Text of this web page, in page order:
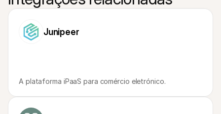
Junipeer
A plataforma iPaaS para comércio eletrónico.
Para compradores
Para clientes Mollie
Contacte a nossa equipa de apoio ao cliente
Contactar o departamento de vendas